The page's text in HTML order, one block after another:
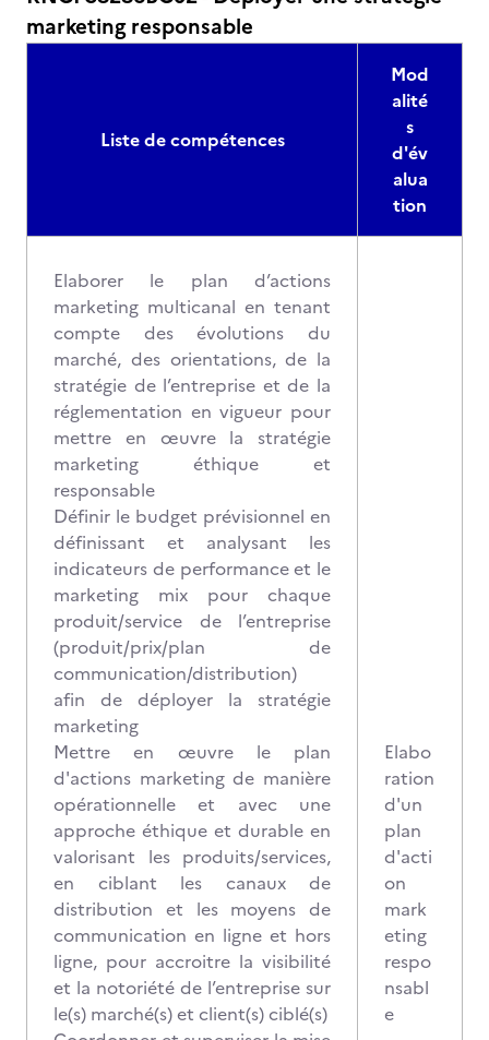
marketing responsable
Liste de compétences
Mod
alité
s
d'év
alua
tion
Elaborer le plan d’actions
marketing multicanal en tenant
compte des évolutions du
marché, des orientations, de la
stratégie de l’entreprise et de la
réglementation en vigueur pour
mettre en œuvre la stratégie
marketing éthique et
responsable
Définir le budget prévisionnel en
définissant et analysant les
indicateurs de performance et le
marketing mix pour chaque
produit/service de l’entreprise
(produit/prix/plan de
communication/distribution)
afin de déployer la stratégie
marketing
Mettre en œuvre le plan
d'actions marketing de manière
opérationnelle et avec une
approche éthique et durable en
valorisant les produits/services,
en ciblant les canaux de
distribution et les moyens de
communication en ligne et hors
ligne, pour accroitre la visibilité
et la notoriété de l’entreprise sur
le(s) marché(s) et client(s) ciblé(s)
Elabo
ration
d'un
plan
d'acti
on
mark
eting
respo
nsabl
e